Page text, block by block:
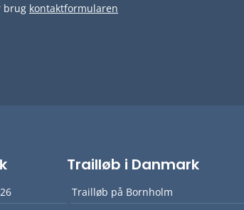
brug kontaktformularen
Trailløb i Danmark
Trailløb på Bornholm